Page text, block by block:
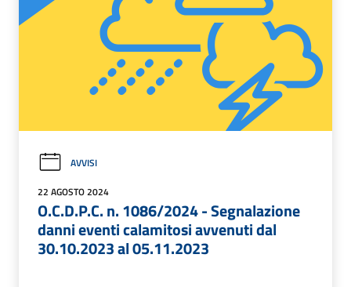
AVVISI
22 AGOSTO 2024
O.C.D.P.C. n. 1086/2024 - Segnalazione
danni eventi calamitosi avvenuti dal
30.10.2023 al 05.11.2023